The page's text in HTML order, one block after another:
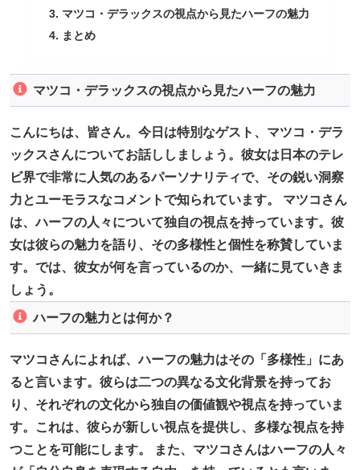
マツコ・デラックスの視点から見たハーフの魅力
まとめ
マツコ・デラックスの視点から見たハーフの魅力
こんにちは、皆さん。今日は特別なゲスト、マツコ・デラ
ックスさんについてお話ししましょう。彼女は日本のテレ
ビ界で非常に人気のあるパーソナリティで、その鋭い洞察
力とユーモラスなコメントで知られています。 マツコさん
は、ハーフの人々について独自の視点を持っています。彼
女は彼らの魅力を語り、その多様性と個性を称賛していま
す。では、彼女が何を言っているのか、一緒に見ていきま
しょう。
ハーフの魅力とは何か？
マツコさんによれば、ハーフの魅力はその「多様性」にあ
ると言います。彼らは二つの異なる文化背景を持ってお
り、それぞれの文化から独自の価値観や視点を持っていま
す。これは、彼らが新しい視点を提供し、多様な視点を持
つことを可能にします。 また、マツコさんはハーフの人々